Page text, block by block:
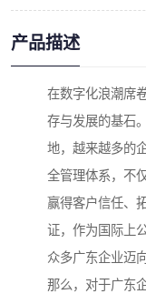
产品描述
在数字化浪潮席
存与发展的基石
地，越来越多的
全管理体系，不
赢得客户信任、
证，作为国际上
众多广东企业迈
那么，对于广东